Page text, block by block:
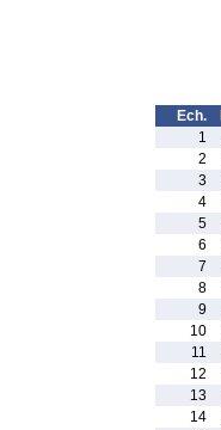
Ech.
1
2
3
4
5
6
7
8
9
10
11
12
13
14